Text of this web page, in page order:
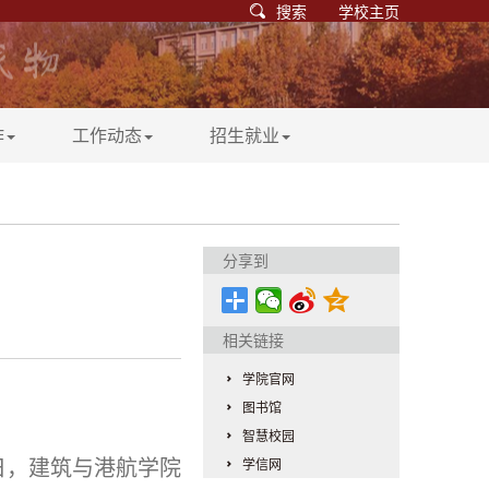
搜索 学校主页
工作动态 招生就业
建筑与港航学院
分享到
相关链接
学院官网
图书馆
智慧校园
学信网